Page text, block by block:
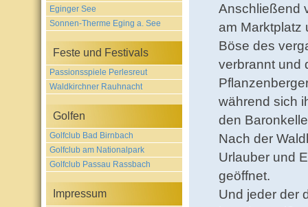
Eginger See
Sonnen-Therme Eging a. See
Feste und Festivals
Passionsspiele Perlesreut
Waldkirchner Rauhnacht
Golfen
Golfclub Bad Birnbach
Golfclub am Nationalpark
Golfclub Passau Rassbach
Impressum
Anschließend
am Marktplatz
Böse des
verbrannt und
während sich
den
Nach der
Urlauber und
geöffnet.
Und jeder der